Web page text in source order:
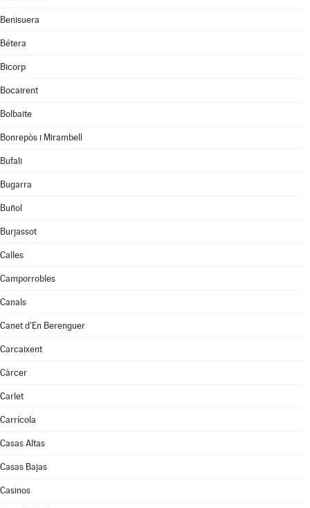
Benisuera
Bétera
Bicorp
Bocairent
Bolbaite
Bonrepòs i Mirambell
Bufali
Bugarra
Buñol
Burjassot
Calles
Camporrobles
Canals
Canet d'En Berenguer
Carcaixent
Càrcer
Carlet
Carrícola
Casas Altas
Casas Bajas
Casinos